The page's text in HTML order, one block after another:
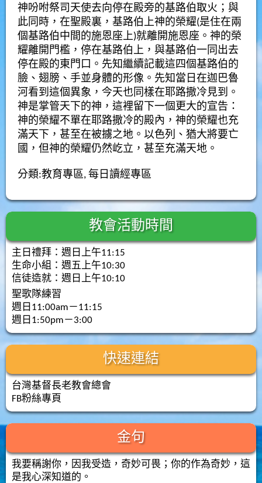
神吩咐祭司天使去向停在殿旁的基路伯取火；與
此同時，在聖殿裏，基路伯上神的榮耀(是住在兩
個基路伯中間的施恩座上)就離開施恩座。神的榮
耀離開門檻，停在基路伯上，與基路伯一同出去
停在殿的東門口。先知繼續記載這四個基路伯的
臉、翅膀、手並身體的形像。先知當日在迦巴魯
河看到這個異象，今天也同樣在耶路撒冷見到。
神是掌管天下的神，這裡留下一個更大的宣告：
神的榮耀不單在耶路撒冷的殿內，神的榮耀也充
滿天下，甚至在被擄之地。以色列、猶大將要亡
國，但神的榮耀仍然屹立，甚至充滿天地。
分類:教育專區, 每日讀經專區
教會活動時間
主日禮拜：週日上午11:15
生命小組：週五上午10:30
信徒造就：週日上午10:10
聖歌隊練習
週日11:00am－11:15
週日1:50pm－3:00
快速連結
台灣基督長老教會總會
FB粉絲專頁
金句
我要稱謝你，因我受造，奇妙可畏；你的作為奇妙，這
是我心深知道的。